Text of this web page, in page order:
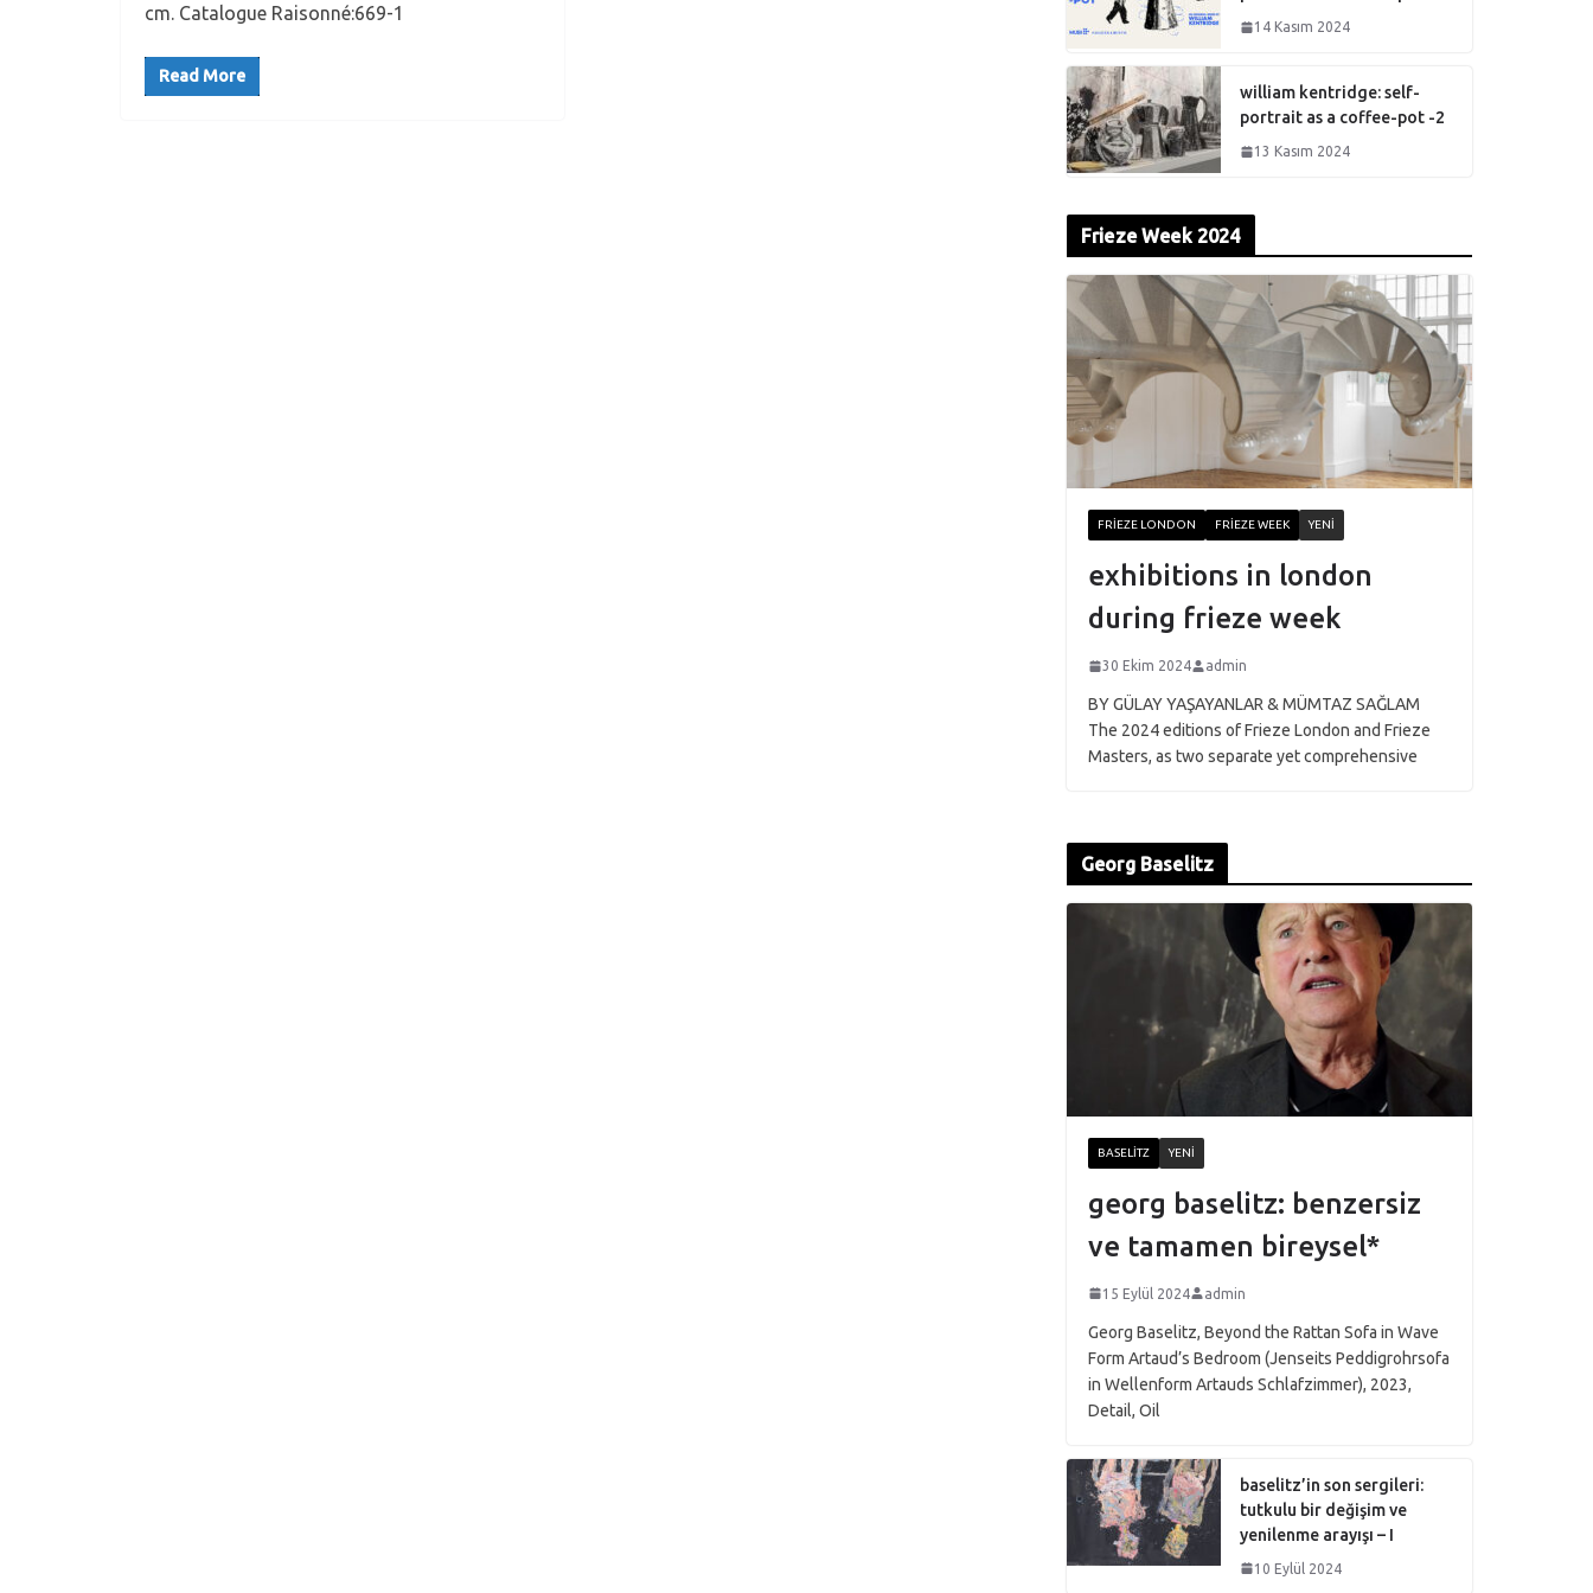
cm. Catalogue Raisonné:669-1
Read More
14 Kasım 2024
william kentridge: self-
portrait as a coffee-pot -2
13 Kasım 2024
Frieze Week 2024
FRIEZE LONDON FRIEZE WEEK YENI
exhibitions in london
during frieze week
30 Ekim 2024 admin
BY GÜLAY YAŞAYANLAR & MÜMTAZ SAĞLAM
The 2024 editions of Frieze London and Frieze
Masters, as two separate yet comprehensive
Georg Baselitz
BASELITZ YENI
georg baselitz: benzersiz
ve tamamen bireysel*
15 Eylül 2024 admin
Georg Baselitz, Beyond the Rattan Sofa in Wave
Form Artaud’s Bedroom (Jenseits Peddigrohrsofa
in Wellenform Artauds Schlafzimmer), 2023,
Detail, Oil
baselitz’in son sergileri:
tutkulu bir değişim ve
yenilenme arayışı – I
10 Eylül 2024